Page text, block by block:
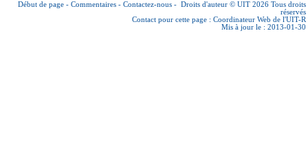
Début de page - Commentaires - Contactez-nous - Droits d'auteur © UIT 2026 Tous droits
réservés
Contact pour cette page : Coordinateur Web de l'UIT-R
Mis à jour le : 2013-01-30